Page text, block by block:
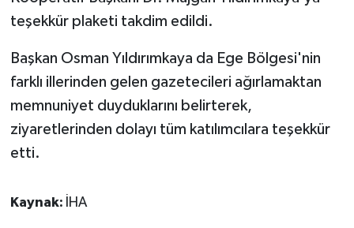
teşekkür plaketi takdim edildi.
Başkan Osman Yıldırımkaya da Ege Bölgesi'nin
farklı illerinden gelen gazetecileri ağırlamaktan
memnuniyet duyduklarını belirterek,
ziyaretlerinden dolayı tüm katılımcılara teşekkür
etti.
Kaynak: İHA